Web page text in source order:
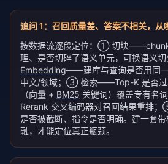
追问1 ： 召回质量差、答案不相关，从
按数据流逐段定位：① 切块
理、是否切碎了语义单元，可换语义
Embedding——建库与查询是否用同
中文/领域；③ 检索——Top-K 是否过
（向量 + BM25 关键词）覆盖专有
Rerank 交叉编码器对召回结果重排
是否被截断、指令是否明确。建一套
融，才能定位真正瓶颈。